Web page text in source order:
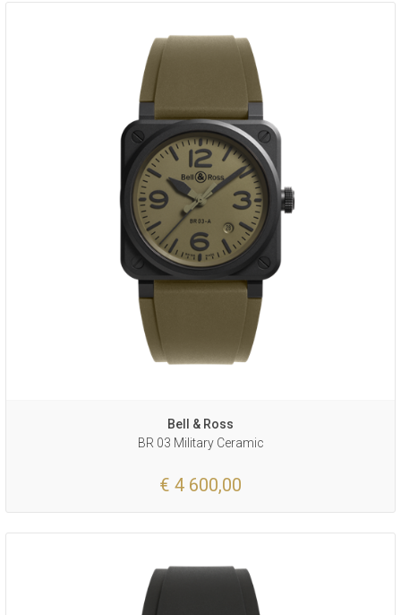
Bell & Ross
BR 03 Military Ceramic
€ 4 600,00